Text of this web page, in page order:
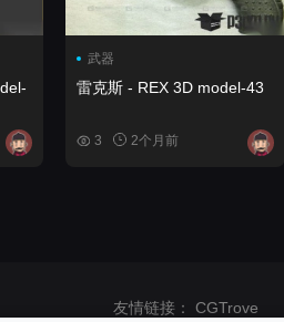
武器
雷克斯 - REX 3D model-43
3 2个月前
友情链接： CGTrove